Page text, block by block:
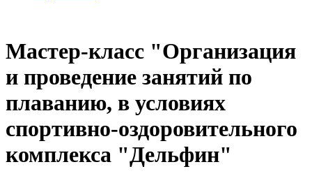
Мастер-класс "Организация
и проведение занятий по
плаванию, в условиях
спортивно-оздоровительного
комплекса "Дельфин"